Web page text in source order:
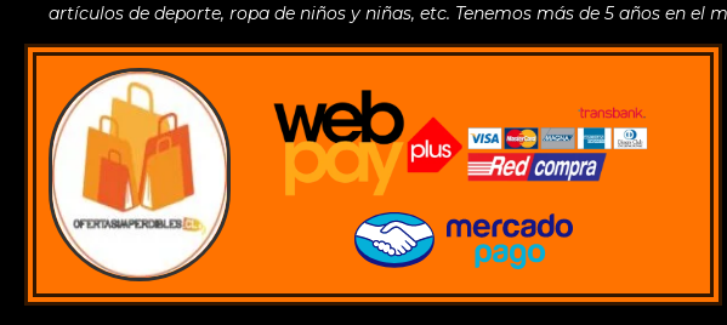
artículos de deporte, ropa de niños y niñas, etc. Tenemos más de 5 años en el